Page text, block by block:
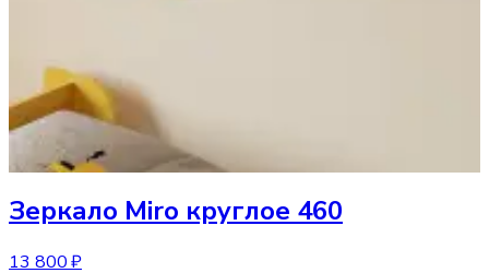
Зеркало Miro круглое 460
13 800 ₽